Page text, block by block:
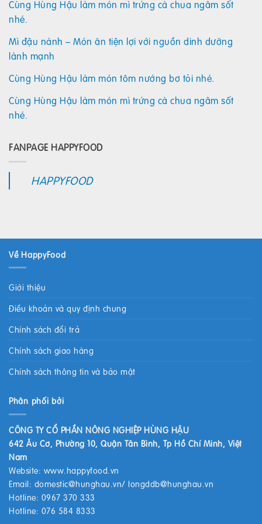
Cùng Hùng Hậu làm món mì trứng cà chua ngâm sốt
nhé.
Mì đậu nành – Món ăn tiện lợi với nguồn dinh dưỡng
lành mạnh
Cùng Hùng Hậu làm món tôm nướng bơ tỏi nhé.
Cùng Hùng Hậu làm món mì trứng cà chua ngâm sốt
nhé.
FANPAGE HAPPYFOOD
HAPPYFOOD
Về HappyFood
Giới thiệu
Điều khoản và quy định chung
Chính sách đổi trả
Chính sách giao hàng
Chính sách thông tin và bảo mật
Phân phối bởi
CÔNG TY CỔ PHẦN NÔNG NGHIỆP HÙNG HẬU
642 Âu Cơ, Phường 10, Quận Tân Bình, Tp Hồ Chí Minh, Việt
Nam
Website: www.happyfood.vn
Email: domestic@hunghau.vn/ longddb@hunghau.vn
Hotline: 0967 370 333
Hotline: 076 584 8333